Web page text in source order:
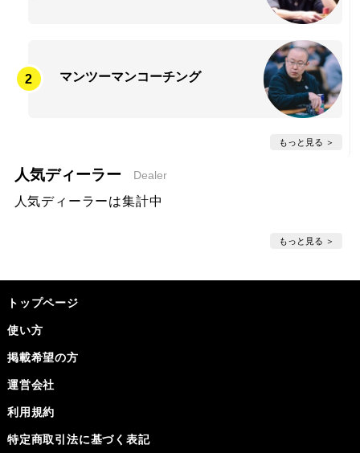
マンツーマンコーチング
もっと見る
人気ディーラー Dealer
人気ディーラーは集計中
もっと見る
トップページ
使い方
掲載希望の方
運営会社
利用規約
特定商取引法に基づく表記